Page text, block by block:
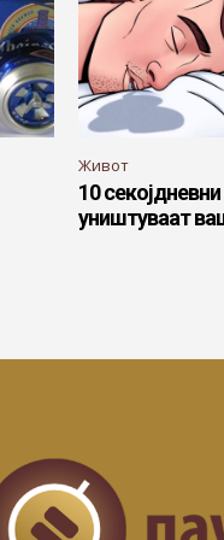
Живот
10
уништуваат